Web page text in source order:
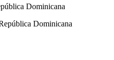
Dominicana
Dominicana